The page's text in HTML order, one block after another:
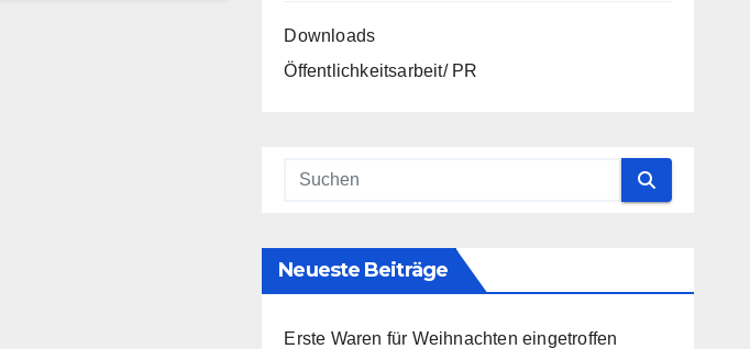
Downloads
Öffentlichkeitsarbeit/ PR
Neueste Beiträge
Erste Waren für Weihnachten eingetroffen